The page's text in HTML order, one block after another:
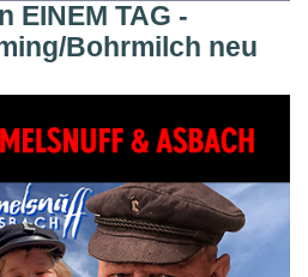
EINEM TAG -
Bohrmilch neu